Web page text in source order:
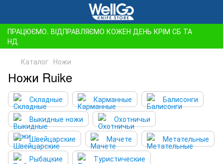
ПРАЦЮЄМО. ВІДПРАВЛЯЄМО КОЖЕН ДЕНЬ КРІМ СБ ТА
НД
Каталог Ножи
Ножи Ruike
Складные Карманные
Балисонги
Выкидные ножи
Охотничьи
Швейцарские
Мачете
Метательные
Рыбацкие
Туристические